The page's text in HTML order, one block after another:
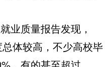
质量报告发现，
体较高，不少高校毕